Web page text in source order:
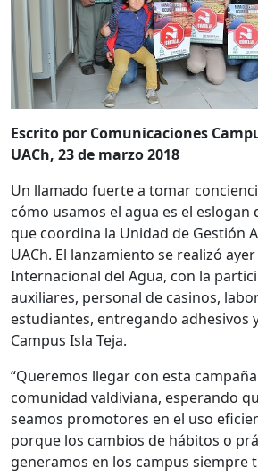
Escrito por Comunicaciones
UACh, 23 de marzo 2018
Un llamado fuerte a tomar
cómo usamos el agua es el eslogan
que coordina la Unidad de Gestión
UACh. El lanzamiento se realizó
Internacional del Agua, con la
auxiliares, personal de casinos,
estudiantes, entregando adhesivos
Campus Isla Teja.
“Queremos llegar con esta
comunidad valdiviana, esperando
seamos promotores en el uso
porque los cambios de hábitos o
generamos en los campus siempre